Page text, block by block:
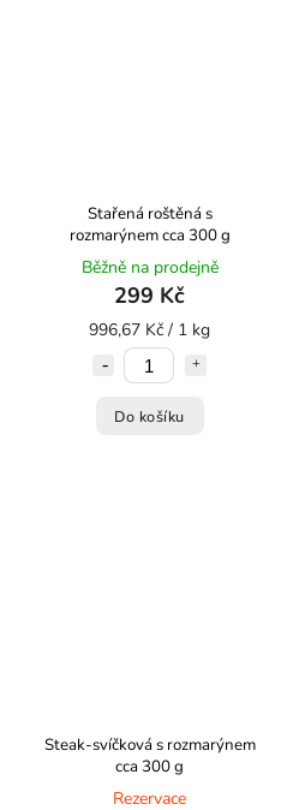
Stařená roštěná s
rozmarýnem cca 300 g
Běžně na prodejně
299 Kč
996,67 Kč / 1 kg
Do košíku
Steak-svíčková s rozmarýnem
cca 300 g
Rezervace